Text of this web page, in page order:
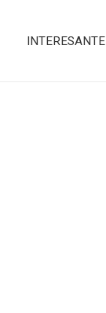
INTERESANTE